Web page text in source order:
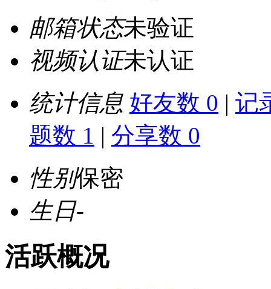
邮箱状态未验证
视频认证未认证
统计信息 好友数 0 | 记
题数 1 | 分享数 0
性别保密
生日-
活跃概况